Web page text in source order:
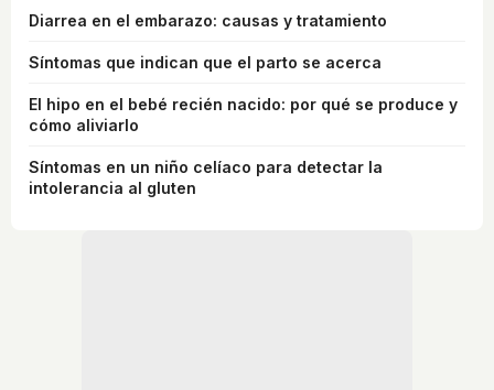
Diarrea en el embarazo: causas y tratamiento
Síntomas que indican que el parto se acerca
El hipo en el bebé recién nacido: por qué se produce y
cómo aliviarlo
Síntomas en un niño celíaco para detectar la
intolerancia al gluten